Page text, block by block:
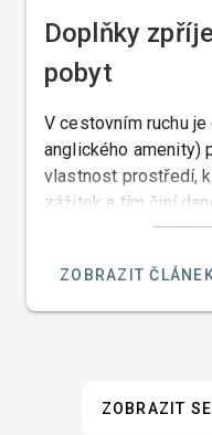
Doplňky
pobyt
V cestovním ruchu
anglického amenity)
vlastnost prostředí,
zážitek a tím činí
osobní letecké
ZOBRAZIT
ZOBRAZIT